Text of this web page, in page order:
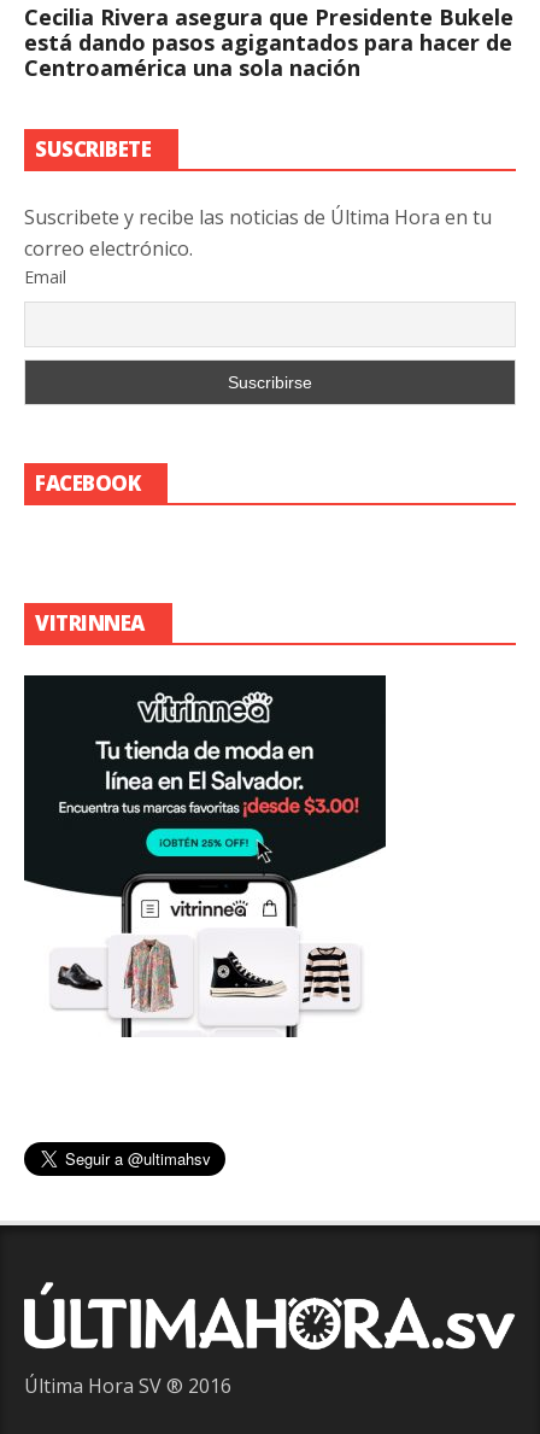
Cecilia Rivera asegura que Presidente Bukele
está dando pasos agigantados para hacer de
Centroamérica una sola nación
SUSCRIBETE
Suscribete y recibe las noticias de Última Hora en tu
correo electrónico.
Email
FACEBOOK
VITRINNEA
Última Hora SV ® 2016